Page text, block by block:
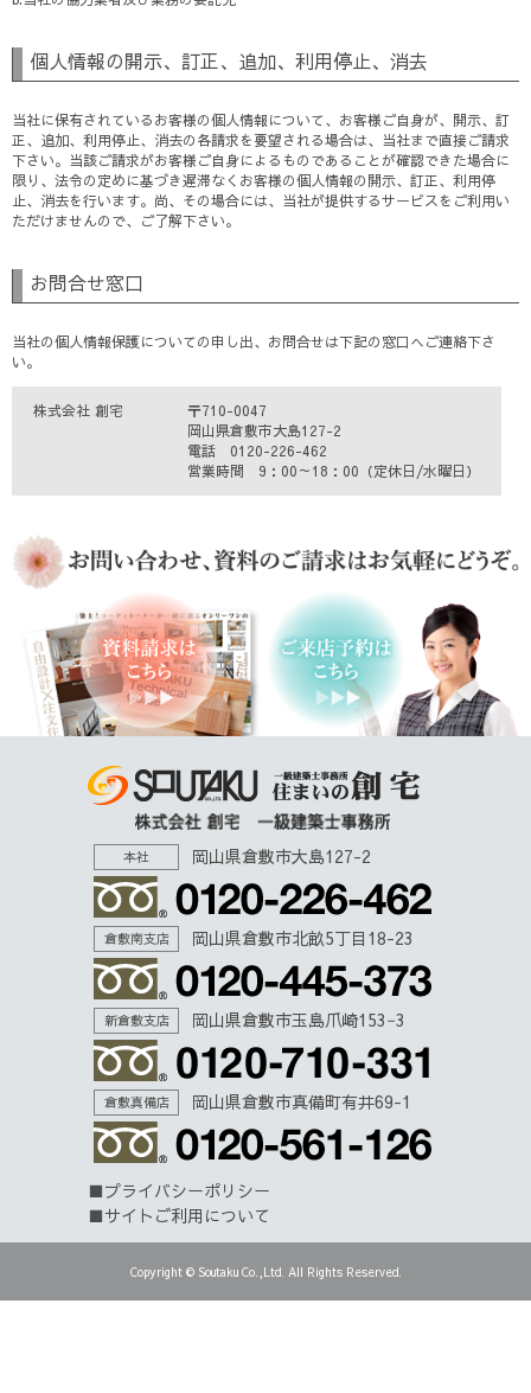
個人情報の開示、訂正、追加、利用停止、消去
当社に保有されているお客様の個人情報について、お客様ご自身が、開示、訂
正、追加、利用停止、消去の各請求を要望される場合は、当社まで直接ご請求
下さい。当該ご請求がお客様ご自身によるものであることが確認できた場合に
限り、法令の定めに基づき遅滞なくお客様の個人情報の開示、訂正、利用停
止、消去を行います。尚、その場合には、当社が提供するサービスをご利用い
ただけませんので、ご了解下さい。
お問合せ窓口
当社の個人情報保護についての申し出、お問合せは下記の窓口へご連絡下さ
い。
株式会社 創宅
〒710-0047
岡山県倉敷市大島127-2
電話 0120-226-462
営業時間 9：00～18：00（定休日/水曜日）
本社 岡山県倉敷市大島127-2
倉敷南支店 岡山県倉敷市北畝5丁目18-23
新倉敷支店 岡山県倉敷市玉島爪崎153−3
倉敷真備店 岡山県倉敷市真備町有井69-1
プライバシーポリシー
サイトご利用について
Copyright © Soutaku Co.,Ltd. All Rights Reserved.